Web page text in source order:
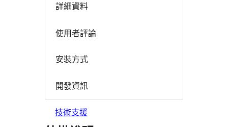
詳細資料
使用者評論
安裝方式
開發資訊
技術支援